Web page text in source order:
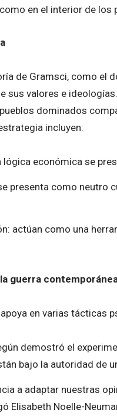
en el interior de los
de Gramsci, como el
sus valores e
dominados
incluyen:
económica se
presenta como neutro
actúan como una
guerra
en varias tácticas
demostró el
bajo la autoridad de
a adaptar nuestras
Elisabeth Noelle-